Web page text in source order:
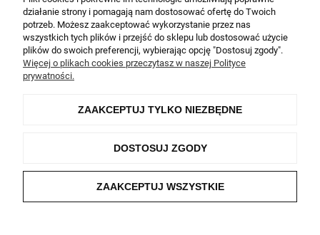
ekspresowa.
Więcej opinii
O NAS
działanie strony i pomagają nam dostosować ofertę do Twoich
potrzeb. Możesz zaakceptować wykorzystanie przez nas
wszystkich tych plików i przejść do sklepu lub dostosować użycie
plików do swoich preferencji, wybierając opcję "Dostosuj zgody".
Więcej o plikach cookies przeczytasz w naszej Polityce
prywatności.
ZAAKCEPTUJ TYLKO NIEZBĘDNE
DOSTOSUJ ZGODY
ZAAKCEPTUJ WSZYSTKIE